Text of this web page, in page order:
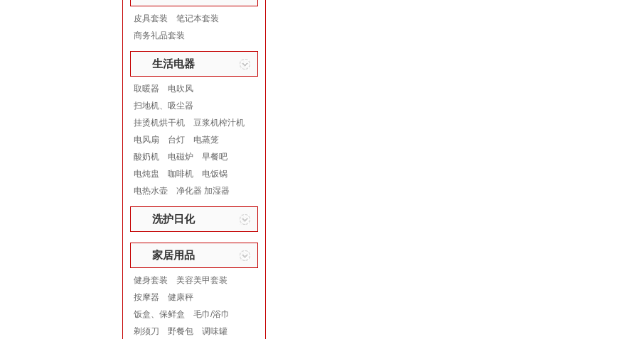
皮具套装
笔记本套装
商务礼品套装
生活电器
取暖器
电吹风
扫地机、吸尘器
挂烫机烘干机
豆浆机榨汁机
电风扇
台灯
电蒸笼
酸奶机
电磁炉
早餐吧
电炖盅
咖啡机
电饭锅
电热水壶
净化器 加湿器
洗护日化
家居用品
健身套装
美容美甲套装
按摩器
健康秤
饭盒、保鲜盒
毛巾/浴巾
剃须刀
野餐包
调味罐